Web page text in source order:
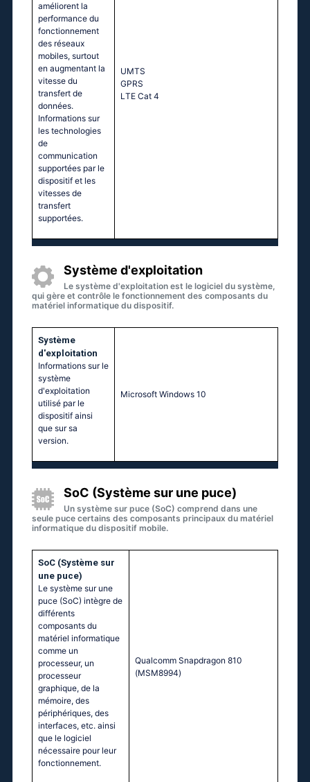
améliorent la
performance du
fonctionnement
des réseaux
mobiles, surtout
en augmentant la
vitesse du
transfert de
données.
Informations sur
les technologies
de
communication
supportées par le
dispositif et les
vitesses de
transfert
supportées.
UМТS
GРRS
LТЕ Саt 4
Système d'exploitation
Le système d'exploitation est le logiciel du système,
qui gère et contrôle le fonctionnement des composants du
matériel informatique du dispositif.
Système
d'exploitation
Informations sur le
système
d'exploitation
utilisé par le
dispositif ainsi
que sur sa
version.
Мiсrоsоft Windоws 10
SoC (Système sur une puce)
Un système sur puce (SoC) comprend dans une
seule puce certains des composants principaux du matériel
informatique du dispositif mobile.
SoC (Système sur
une puce)
Le système sur une
puce (SoC) intègre de
différents
composants du
matériel informatique
comme un
processeur, un
processeur
graphique, de la
mémoire, des
périphériques, des
interfaces, etc. ainsi
que le logiciel
nécessaire pour leur
fonctionnement.
Quаlсоmm Snарdrаgоn 810
(МSМ8994)